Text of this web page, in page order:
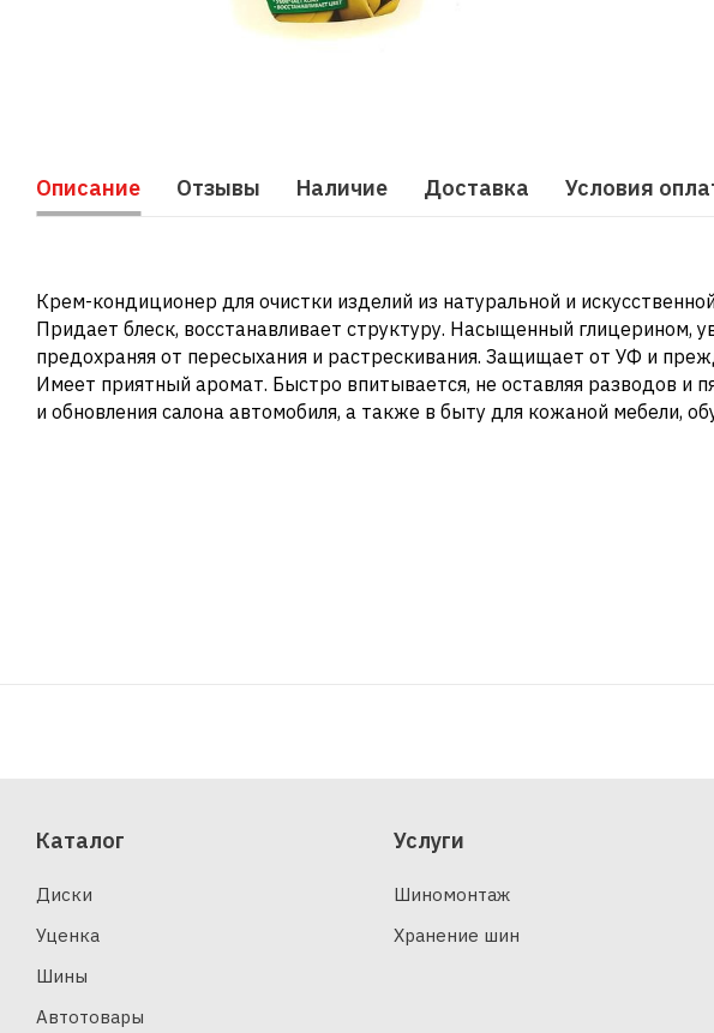
Описание Отзывы Наличие Доставка Условия
Крем-кондиционер для очистки изделий из натуральной и
Придает блеск, восстанавливает структуру. Насыщенный глицерином,
предохраняя от пересыхания и растрескивания. Защищает от УФ и
Имеет приятный аромат. Быстро впитывается, не оставляя разводов и
и обновления салона автомобиля, а также в быту для кожаной мебели,
Каталог
Диски
Уценка
Шины
Автотовары
Услуги
Шиномонтаж
Хранение шин